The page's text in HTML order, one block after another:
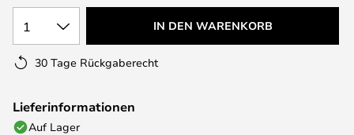
1 IN DEN WARENKORB
30 Tage Rückgaberecht
Lieferinformationen
Auf Lager